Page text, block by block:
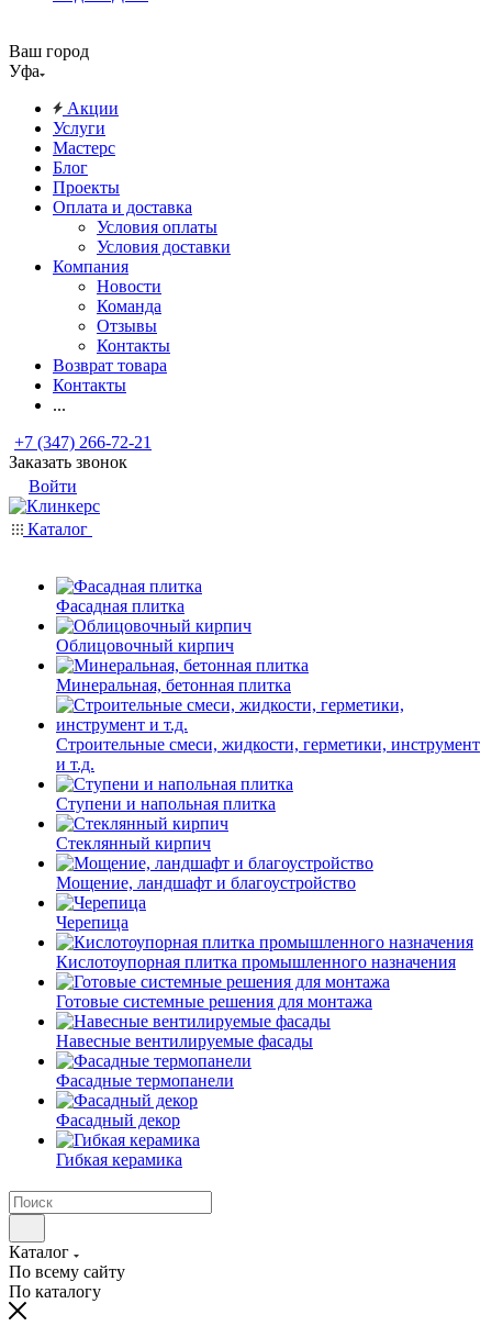
Ваш город
Уфа
Акции
Услуги
Мастерс
Блог
Проекты
Оплата и доставка
Условия оплаты
Условия доставки
Компания
Новости
Команда
Отзывы
Контакты
Возврат товара
Контакты
...
+7 (347) 266-72-21
Заказать звонок
Войти
Каталог
Фасадная плитка
Облицовочный кирпич
Минеральная, бетонная плитка
Строительные смеси, жидкости, герметики, инструмент
и т.д.
Ступени и напольная плитка
Cтеклянный кирпич
Мощение, ландшафт и благоустройство
Черепица
Кислотоупорная плитка промышленного назначения
Готовые системные решения для монтажа
Навесные вентилируемые фасады
Фасадные термопанели
Фасадный декор
Гибкая керамика
Каталог
По всему сайту
По каталогу